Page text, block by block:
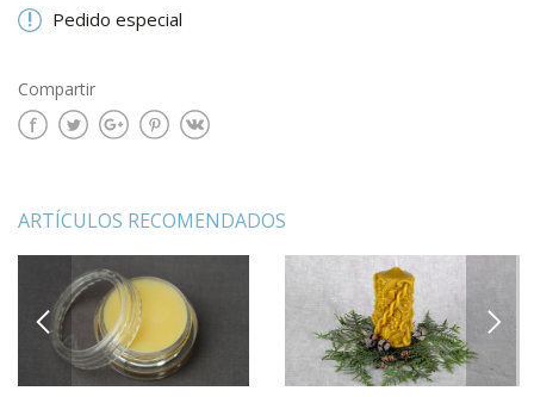
Pedido especial
Compartir
ARTÍCULOS RECOMENDADOS
PREVIOUS NEXT